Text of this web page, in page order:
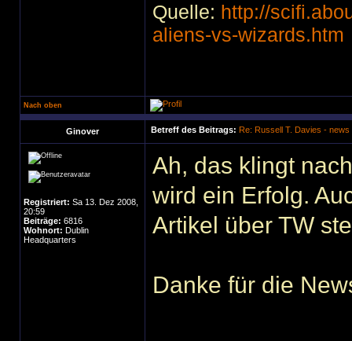
Quelle: http://
aliens-vs-wizards.htm
Nach oben
Ginover Betreff des Beitrags: Re: Russell T. Davies - news
Registriert: Sa 13. Dez 2008,
20:59
Beiträge: 6816
Wohnort: Dublin
Headquarters
Ah, das klingt
wird ein Erfolg.
Artikel über TW
Danke für die